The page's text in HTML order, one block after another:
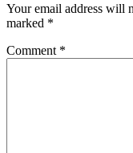
Your email address will
marked *
Comment *